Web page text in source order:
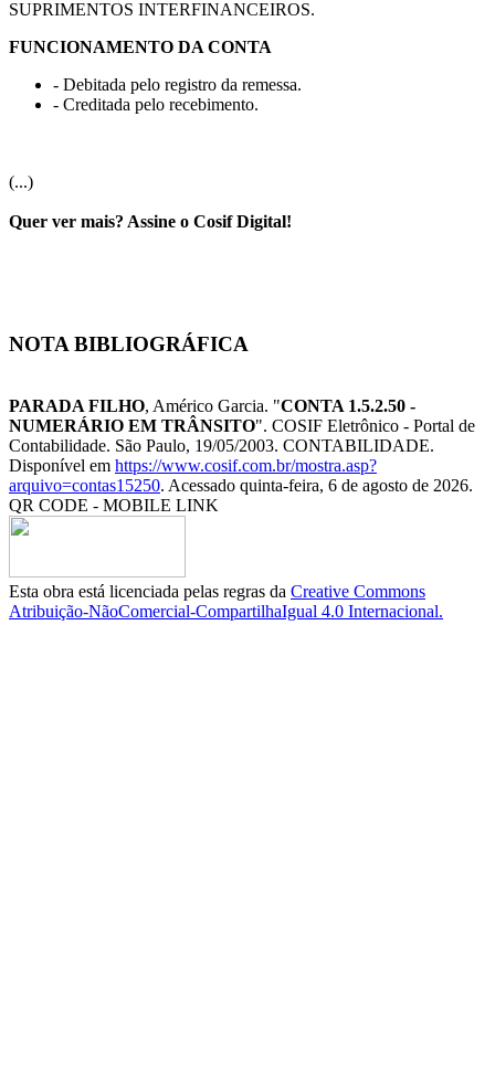
SUPRIMENTOS INTERFINANCEIROS.
FUNCIONAMENTO DA CONTA
- Debitada pelo registro da remessa.
- Creditada pelo recebimento.
(...)
Quer ver mais? Assine o Cosif Digital!
NOTA BIBLIOGRÁFICA
PARADA FILHO, Américo Garcia. "CONTA 1.5.2.50 -
NUMERÁRIO EM TRÂNSITO". COSIF Eletrônico - Portal de
Contabilidade. São Paulo, 19/05/2003. CONTABILIDADE.
Disponível em https://www.cosif.com.br/mostra.asp?
arquivo=contas15250. Acessado quinta-feira, 6 de agosto de 2026.
QR CODE - MOBILE LINK
Esta obra está licenciada pelas regras da Creative Commons
Atribuição-NãoComercial-CompartilhaIgual 4.0 Internacional.